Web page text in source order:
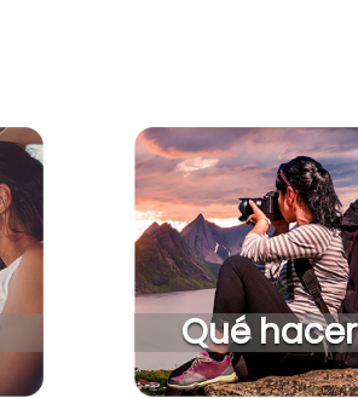
Qué hacer